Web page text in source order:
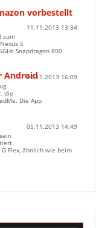
vorbestellt
11.11.2013 13:34
zum
5
Snapdragon 800
Android06.11.2013 16:09
die
Die App
05.11.2013 14:49
Flex, ähnlich wie beim